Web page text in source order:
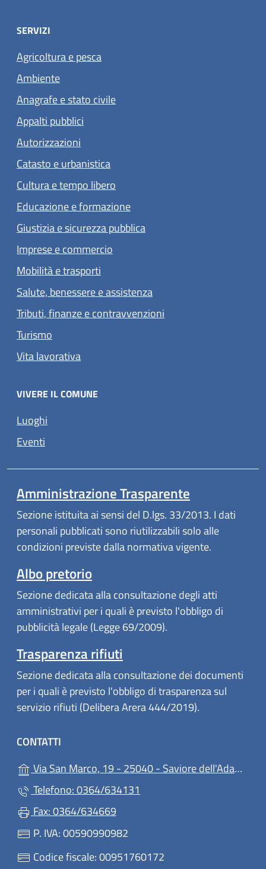
SERVIZI
Agricoltura e pesca
Ambiente
Anagrafe e stato civile
Appalti pubblici
Autorizzazioni
Catasto e urbanistica
Cultura e tempo libero
Educazione e formazione
Giustizia e sicurezza pubblica
Imprese e commercio
Mobilità e trasporti
Salute, benessere e assistenza
Tributi, finanze e contravvenzioni
Turismo
Vita lavorativa
VIVERE IL COMUNE
Luoghi
Eventi
Amministrazione Trasparente
Sezione istituita ai sensi del D.lgs. 33/2013. I dati
personali pubblicati sono riutilizzabili solo alle
condizioni previste dalla normativa vigente.
Albo pretorio
Sezione dedicata alla consultazione degli atti
amministrativi per i quali è previsto l'obbligo di
pubblicità legale (Legge 69/2009).
Trasparenza rifiuti
Sezione dedicata alla consultazione dei documenti
per i quali è previsto l'obbligo di trasparenza sul
servizio rifiuti (Delibera Arera 444/2019).
CONTATTI
Via San Marco, 19 - 25040 - Saviore dell'Adamello (BS)
Telefono: 0364/634131
Fax: 0364/634669
P. IVA: 00590990982
Codice fiscale: 00951760172